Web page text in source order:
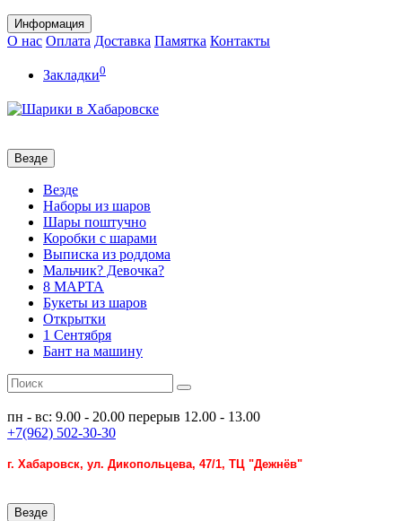
Информация
О нас Оплата Доставка Памятка Контакты
Закладки0
Везде
Везде
Наборы из шаров
Шары поштучно
Коробки с шарами
Выписка из роддома
Мальчик? Девочка?
8 МАРТА
Букеты из шаров
Открытки
1 Сентября
Бант на машину
пн - вс: 9.00 - 20.00 перерыв 12.00 - 13.00
+7(962) 502-30-30
г. Хабаровск, ул. Дикопольцева, 47/1, ТЦ "Дежнёв"
Везде